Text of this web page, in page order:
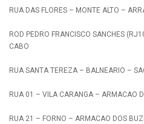
RUA DAS FLORES – MONTE ALTO –
ROD PEDRO FRANCISCO SANCHES
CABO
RUA SANTA TEREZA – BALNEARIO –
RUA 01 – VILA CARANGA – ARMACAO
RUA 21 – FORNO – ARMACAO DOS